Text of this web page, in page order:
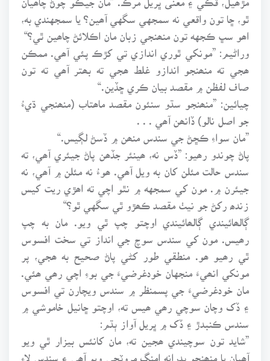
ٿو، ڇا تون واقعي نه سمجهي سگهي آھين؟ يا سمجهندي به،
اھو سڀ ڪجهه تون منھنجي زبان مان اڪلائڻ چاھين ٿي؟“
وراڻيم: ”مونکي ٿوري اندازي تي کڙڪ پئي آھي. ممڪن
ھجي ته منھنجو اندازو غلط ھجي ته بھتر آھي ته تون
صاف لفظن ۾ مقصد بيان ڪري ڇڏين.“
چيائين: ”منھنجو سڌو سنئون مقصد ماھتاب (منھنجي ڌيءُ
جو اصل نالو) ڏانھن آھي . . .
”مان سواءِ ڪڇڻ جي سندس منھن ۾ ڏسڻ لڳيس.“
پاڻ چوندو رھيو: ”ڏس نه، ھينئر جڏھن پاڻ جيئري آھي، ته
سندس حالت مئلن کان به ويل آھي. ھوءُ نه مئلن ۾ آھي، نه
جيئرن ۾. مون کي سمجهه ۾ نٿو اچي ته اھڙي ريت کيس
زندھ رکڻ جو نيٺ مقصد ڪھڙو ٿي سگهي ٿو؟“
ڳالھائيندي ڳالھائيندي اوچتو چپ ٿي ويو. مان به چپ
رھيس. مون کي سندس سوچ جي انداز تي سخت افسوس
ٿي رھيو ھو. منطقي طور کڻي پاڻ صحيح به ھجي، پر
مونکي انھيءَ منجهان خودغرضيءَ جي بوءِ اچي رھي ھئي.
مان خودغرضيءَ جي پسمنظر ۾ سندس ويچارن تي افسوس
۽ ڏک وچان سوچي رھي ھيس ته، اوچتو ڇانيل خاموشي ۾
سندس ڪنبدڙ ۽ ڏک ۾ ڀريل آواز ٻڌم:
”شايد تون سوچيندي ھجين ته، مان کانئس بيزار ٿي ويو
آھيان يا منھنجو پدرانه امنگ مروٽجي ويو آھي ۽ سندس لاءِ